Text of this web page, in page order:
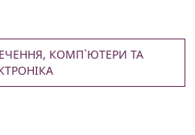
КОМП`ЮТЕРИ ТА